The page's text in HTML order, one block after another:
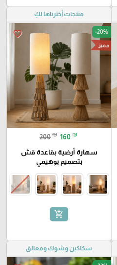
منتجات أخترناها لكِ
favorite_border -20%
مميز
200 ₪ 160 ₪
سهارة أرضية بقاعدة قش
بتصميم بوهيمي
add_shopping_cart
سكاكين وشوك ومعالق